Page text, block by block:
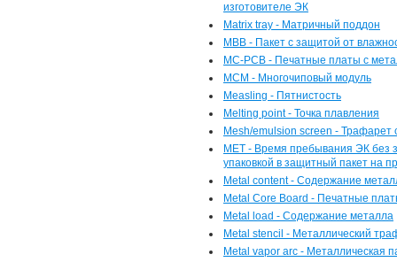
изготовителе ЭК
Matrix tray - Матричный поддон
MBB - Пакет с защитой от
MC-PCB - Печатные платы с
MCM - Многочиповый модуль
Measling - Пятнистость
Melting point - Точка плавления
Mesh/emulsion screen - Трафарет
MET - Время пребывания ЭК без
упаковкой в защитный пакет на
Metal content - Содержание
Metal Core Board - Печатные
Metal load - Содержание металла
Metal stencil - Металлический
Metal vapor arc - Металлическая